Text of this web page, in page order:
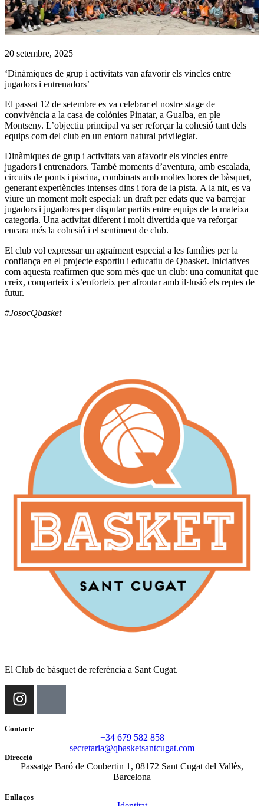
20 setembre, 2025
‘Dinàmiques de grup i activitats van afavorir els vincles entre
jugadors i entrenadors’
El passat 12 de setembre es va celebrar el nostre stage de
convivència a la casa de colònies Pinatar, a Gualba, en ple
Montseny. L’objectiu principal va ser reforçar la cohesió tant dels
equips com del club en un entorn natural privilegiat.
Dinàmiques de grup i activitats van afavorir els vincles entre
jugadors i entrenadors. També moments d’aventura, amb escalada,
circuits de ponts i piscina, combinats amb moltes hores de bàsquet,
generant experiències intenses dins i fora de la pista. A la nit, es va
viure un moment molt especial: un draft per edats que va barrejar
jugadors i jugadores per disputar partits entre equips de la mateixa
categoria. Una activitat diferent i molt divertida que va reforçar
encara més la cohesió i el sentiment de club.
El club vol expressar un agraïment especial a les famílies per la
confiança en el projecte esportiu i educatiu de Qbasket. Iniciatives
com aquesta reafirmen que som més que un club: una comunitat que
creix, comparteix i s’enforteix per afrontar amb il·lusió els reptes de
futur.
#JosocQbasket
El Club de bàsquet de referència a Sant Cugat.
Contacte
+34 679 582 858
secretaria@qbasketsantcugat.com
Direcció
Passatge Baró de Coubertin 1, 08172 Sant Cugat del Vallès,
Barcelona
Enllaços